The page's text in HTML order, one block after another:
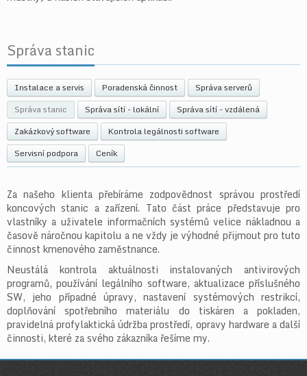
Správa stanic
Instalace a servis Poradenská činnost
Správa serverů
Správa stanic
Správa sítí - lokální
Správa sítí - vzdálená
Zakázkový software
Kontrola legálnosti software
Servisní podpora
Ceník
Za našeho klienta přebíráme zodpovědnost správou prostředí
koncových stanic a zařízení. Tato část práce představuje pro
vlastníky a uživatele informačních systémů velice nákladnou a
časově náročnou kapitolu a ne vždy je výhodné přijmout pro tuto
činnost kmenového zaměstnance.
Neustálá kontrola aktuálnosti instalovaných antivirových
programů, používání legálního software, aktualizace příslušného
SW, jeho případné úpravy, nastavení systémových restrikcí,
doplňování spotřebního materiálu do tiskáren a pokladen,
pravidelná profylaktická údržba prostředí, opravy hardware a další
činnosti, které za svého zákazníka řešíme my.